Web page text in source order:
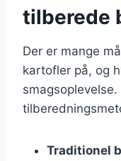
tilberede
Der er mange
kartofler på, og
Traditionel